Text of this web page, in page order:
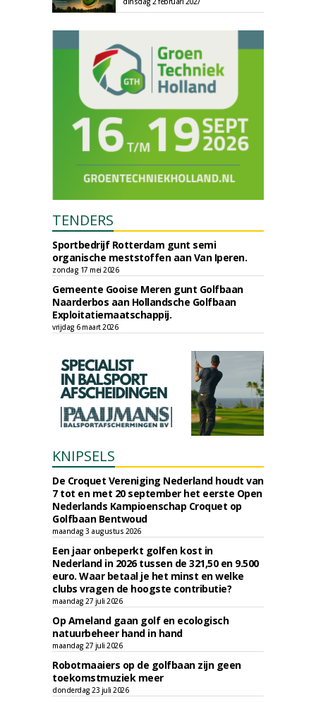
TENDERS
Sportbedrijf Rotterdam gunt semi
organische meststoffen aan Van Iperen.
zondag 17 mei 2026
Gemeente Gooise Meren gunt Golfbaan
Naarderbos aan Hollandsche Golfbaan
Exploitatiemaatschappij.
vrijdag 6 maart 2026
KNIPSELS
De Croquet Vereniging Nederland houdt van
7 tot en met 20 september het eerste Open
Nederlands Kampioenschap Croquet op
Golfbaan Bentwoud
maandag 3 augustus 2026
Een jaar onbeperkt golfen kost in
Nederland in 2026 tussen de 321,50 en 9.500
euro. Waar betaal je het minst en welke
clubs vragen de hoogste contributie?
maandag 27 juli 2026
Op Ameland gaan golf en ecologisch
natuurbeheer hand in hand
maandag 27 juli 2026
Robotmaaiers op de golfbaan zijn geen
toekomstmuziek meer
donderdag 23 juli 2026